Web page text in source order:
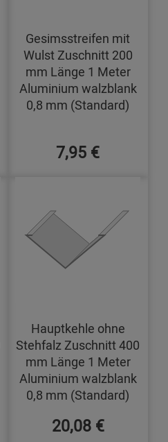
Gesimsstreifen mit
Wulst Zuschnitt 200
mm Länge 1 Meter
Aluminium walzblank
0,8 mm (Standard)
7,95 €
Hauptkehle ohne
Stehfalz Zuschnitt 400
mm Länge 1 Meter
Aluminium walzblank
0,8 mm (Standard)
20,08 €